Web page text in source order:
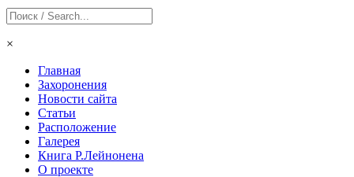
×
Главная
Захоронения
Новости сайта
Статьи
Расположение
Галерея
Книга Р.Лейнонена
О проекте